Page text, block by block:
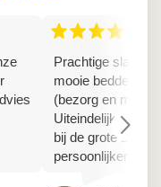
arrow_forward_ios
starstarstarstar
Prachtige
mooie bedden en
(bezorg en
Uiteindelijk betaal
bij de grote
persoonlijker.